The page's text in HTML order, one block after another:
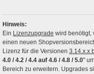
Hinweis:
Ein Lizenzupgrade wird benötigt,
einen neuen Shopversionsbereich erweitert
Lizenz für die Versionen 3.14.x.x
4.0 / 4.2 / 4.4 auf 4.6 / 4.8 / 5.0"
Bereich zu erweitern. Upgrades sind leider immer dann notwendig, wenn der